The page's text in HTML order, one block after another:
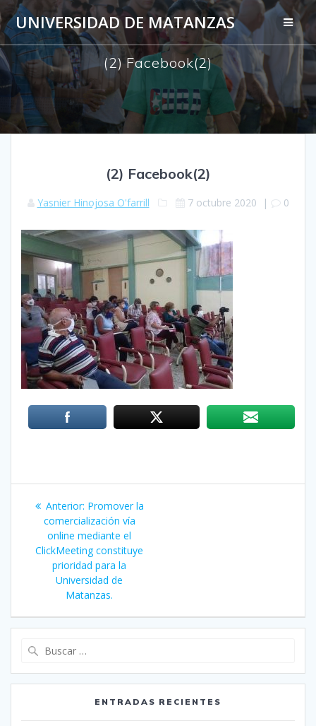
Saltar
al
contenido
UNIVERSIDAD DE MATANZAS
(2) Facebook(2)
(2) Facebook(2)
Yasnier Hinojosa O'farrill 7 octubre 2020 | 0
Navegación
entradas
Anterior: Entrada
anterior:
Promover la
comercialización vía
online mediante el
ClickMeeting constituye
prioridad para la
Universidad de
Matanzas.
ENTRADAS RECIENTES